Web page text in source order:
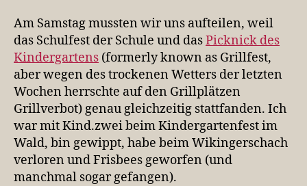
Am Samstag mussten wir uns aufteilen, weil
das Schulfest der Schule und dasPicknick des
Kindergartens (formerly known as Grillfest,
aber wegen des trockenen Wetters der letzten
Wochen herrschte auf den Grillplätzen
Grillverbot) genau gleichzeitig stattfanden. Ich
war mit Kind.zwei beim Kindergartenfest im
Wald, bin gewippt, habe beim Wikingerschach
verloren und Frisbees geworfen (und
manchmal sogar gefangen).